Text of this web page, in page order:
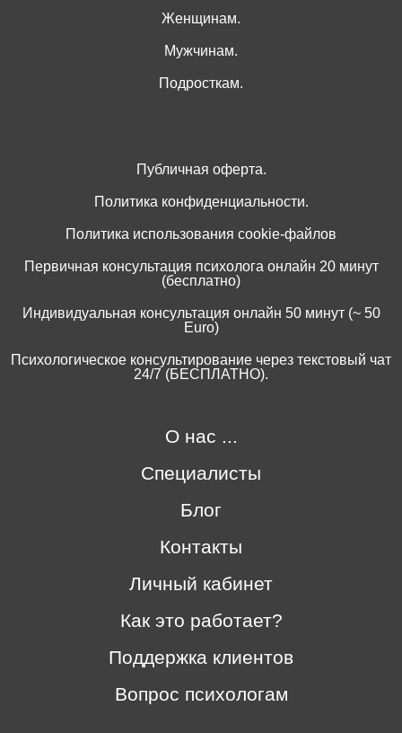
Женщинам.
Мужчинам.
Подросткам.
Публичная оферта.
Политика конфиденциальности.
Политика использования cookie-файлов
Первичная консультация психолога онлайн 20 минут
(бесплатно)
Индивидуальная консультация онлайн 50 минут (~ 50
Euro)
Психологическое консультирование через текстовый чат
24/7 (БЕСПЛАТНО).
О нас ...
Специалисты
Блог
Контакты
Личный кабинет
Как это работает?
Поддержка клиентов
Вопрос психологам